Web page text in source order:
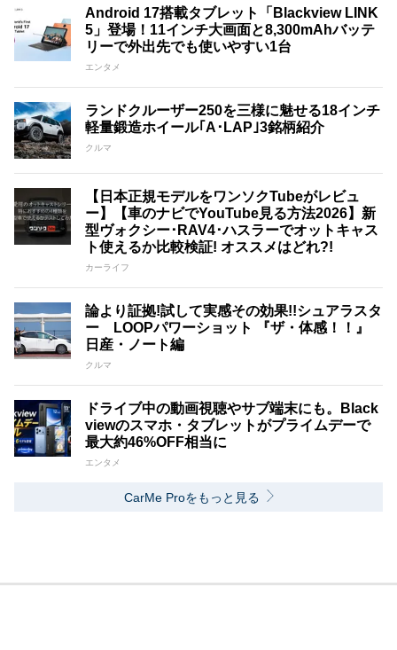
Android 17搭載タブレット「Blackview LINK
5」登場！11インチ大画面と8,300mAhバッテ
リーで外出先でも使いやすい1台
エンタメ
ランドクルーザー250を三様に魅せる18インチ
軽量鍛造ホイール｢A･LAP｣3銘柄紹介
クルマ
【日本正規モデルをワンソクTubeがレビュ
ー】【車のナビでYouTube見る方法2026】新
型ヴォクシー･RAV4･ハスラーでオットキャス
ト使えるか比較検証! オススメはどれ?!
カーライフ
論より証拠!試して実感その効果!!シュアラスタ
ー LOOPパワーショット 『ザ・体感！！』
日産・ノート編
クルマ
ドライブ中の動画視聴やサブ端末にも。Black
viewのスマホ・タブレットがプライムデーで
最大約46%OFF相当に
エンタメ
CarMe Proをもっと見る